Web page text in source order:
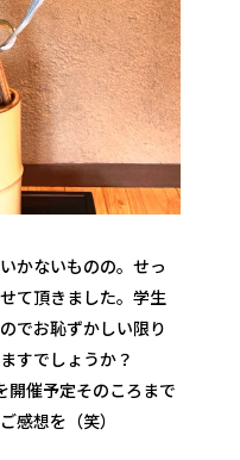
かないものの。せっ
て頂きました。学生
でお恥ずかしい限り
すでしょうか？
催予定そのころまで
感想を（笑）